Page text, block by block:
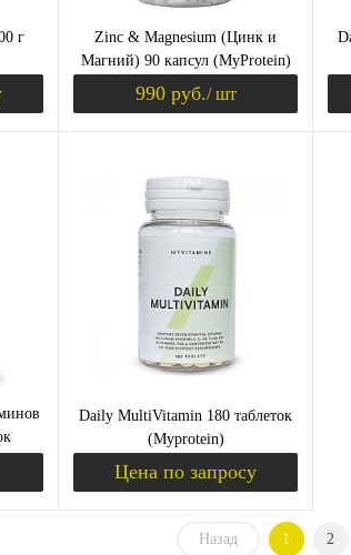
г
Zinc & Magnesium (Цинк и
Магний) 90 капсул (MyProtein)
990 руб./ шт
Купить в 1 клик
Сравнение
В избранное
Недоступно
Daily MultiVitamin 180 таблеток
(Myprotein)
Цена по запросу
Запросить цену
Назад 1 2